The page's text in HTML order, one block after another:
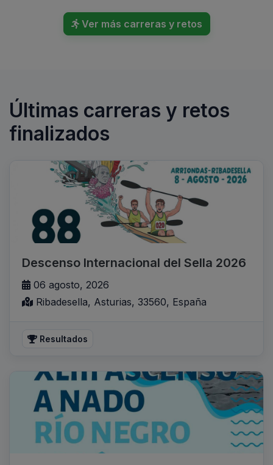
Ver más carreras y retos
Últimas carreras y retos
finalizados
Descenso Internacional del Sella 2026
06 agosto, 2026
Ribadesella, Asturias, 33560, España
Resultados